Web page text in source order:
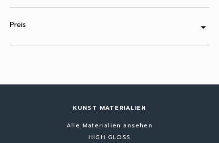
Preis arrow_drop_down
KUNST MATERIALIEN
Alle Materialien ansehen
HIGH GLOSS